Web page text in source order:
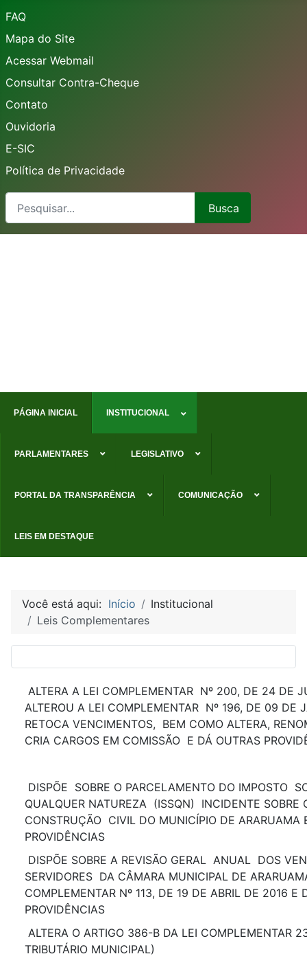
FAQ
Mapa do Site
Acessar Webmail
Consultar Contra-Cheque
Contato
Ouvidoria
E-SIC
Política de Privacidade
Busca
PÁGINA INICIAL INSTITUCIONAL
PARLAMENTARES LEGISLATIVO
PORTAL DA TRANSPARÊNCIA COMUNICAÇÃO
LEIS EM DESTAQUE
Você está aqui: Início
Institucional
Leis Complementares
ALTERA A LEI COMPLEMENTAR Nº 200, DE 24 DE
ALTEROU A LEI COMPLEMENTAR Nº 196, DE 09 DE
RETOCA VENCIMENTOS, BEM COMO ALTERA,
CRIA CARGOS EM COMISSÃO E DÁ OUTRAS
DISPÕE SOBRE O PARCELAMENTO DO IMPOSTO
QUALQUER NATUREZA (ISSQN) INCIDENTE SOBRE
CONSTRUÇÃO CIVIL DO MUNICÍPIO DE ARARUAMA
PROVIDÊNCIAS
DISPÕE SOBRE A REVISÃO GERAL ANUAL DOS
SERVIDORES DA CÂMARA MUNICIPAL DE
COMPLEMENTAR Nº 113, DE 19 DE ABRIL DE 2016 E
PROVIDÊNCIAS
ALTERA O ARTIGO 386-B DA LEI COMPLEMENTAR
TRIBUTÁRIO MUNICIPAL)